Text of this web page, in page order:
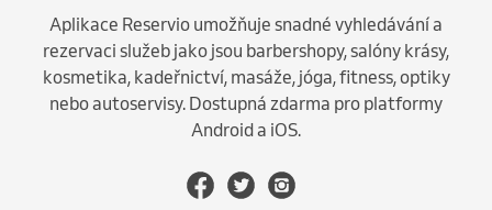
Aplikace Reservio umožňuje snadné vyhledávání a
rezervaci služeb jako jsou barbershopy, salóny krásy,
kosmetika, kadeřnictví, masáže, jóga, fitness, optiky
nebo autoservisy. Dostupná zdarma pro platformy
Android a iOS.